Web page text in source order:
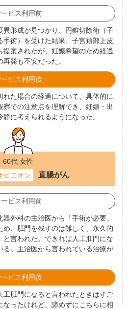
ビス利用前
異形成が見つかり、円錐切除術（子
手術）を受けた結果、子宮頚部上皮
提案されたが、妊娠希望のため経過
発も不安だった。
ビス利用後
れた場合の経過について、具体的に
での注意点を理解でき、妊娠・出
に考えられるようになった。
60代 女性
ピニオン
直腸がん
ビス利用前
外科の主治医から「手術が必要。
め、肛門を残すのは難しく、永久的
と言われた。できれば人工肛門にな
る。主治医から言われている治療が
ビス利用後
工肛門になると言われたときはすご
なったけれど、諦めずにこちらに相